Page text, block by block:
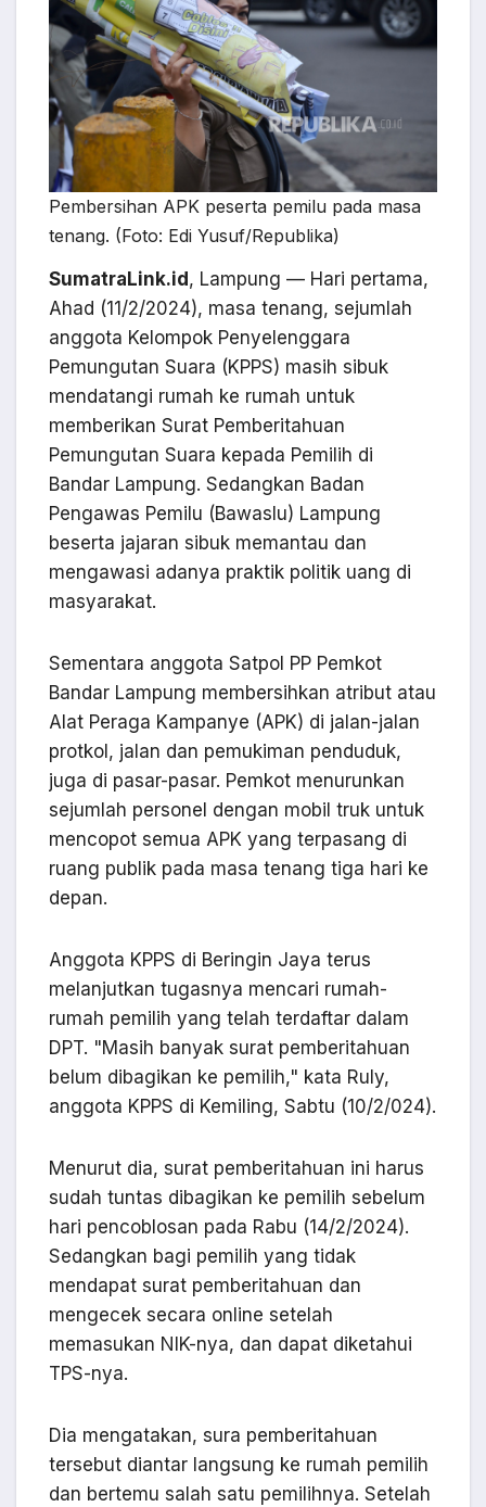
Pembersihan APK peserta pemilu pada masa
tenang. (Foto: Edi Yusuf/Republika)
SumatraLink.id , Lampung — Hari pertama,
Ahad (11/2/2024), masa tenang, sejumlah
anggota Kelompok Penyelenggara
Pemungutan Suara (KPPS) masih sibuk
mendatangi rumah ke rumah untuk
memberikan Surat Pemberitahuan
Pemungutan Suara kepada Pemilih di
Bandar Lampung. Sedangkan Badan
Pengawas Pemilu (Bawaslu) Lampung
beserta jajaran sibuk memantau dan
mengawasi adanya praktik politik uang di
masyarakat.
Sementara anggota Satpol PP Pemkot
Bandar Lampung membersihkan atribut atau
Alat Peraga Kampanye (APK) di jalan-jalan
protkol, jalan dan pemukiman penduduk,
juga di pasar-pasar. Pemkot menurunkan
sejumlah personel dengan mobil truk untuk
mencopot semua APK yang terpasang di
ruang publik pada masa tenang tiga hari ke
depan.
Anggota KPPS di Beringin Jaya terus
melanjutkan tugasnya mencari rumah-
rumah pemilih yang telah terdaftar dalam
DPT. "Masih banyak surat pemberitahuan
belum dibagikan ke pemilih," kata Ruly,
anggota KPPS di Kemiling, Sabtu (10/2/024).
Menurut dia, surat pemberitahuan ini harus
sudah tuntas dibagikan ke pemilih sebelum
hari pencoblosan pada Rabu (14/2/2024).
Sedangkan bagi pemilih yang tidak
mendapat surat pemberitahuan dan
mengecek secara online setelah
memasukan NIK-nya, dan dapat diketahui
TPS-nya.
Dia mengatakan, sura pemberitahuan
tersebut diantar langsung ke rumah pemilih
dan bertemu salah satu pemilihnya. Setelah